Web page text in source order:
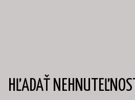
HĽADAŤ NEHNUTEĽNOSTI